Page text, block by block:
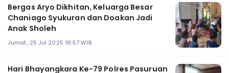
Bergas Aryo Dikhitan, Keluarga Besar
Chaniago Syukuran dan Doakan Jadi
Anak Sholeh
Jumat, 25 Jul 2025 18:57 WIB
Hari Bhayangkara Ke-79 Polres Pasuruan